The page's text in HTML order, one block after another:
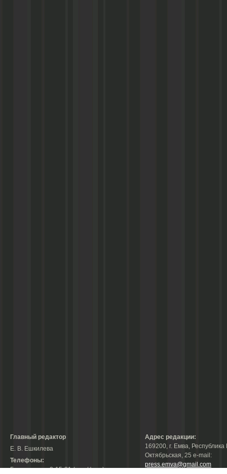
Главный редактор
Е. В. Ешкилева
Телефоны:
Гл. редактор: 2-15-31 (тел./факс);
Адрес редакции:
169200, г. Емва, Республика
Октябрьская, 25 е-mail:
press.emva@gmail.com